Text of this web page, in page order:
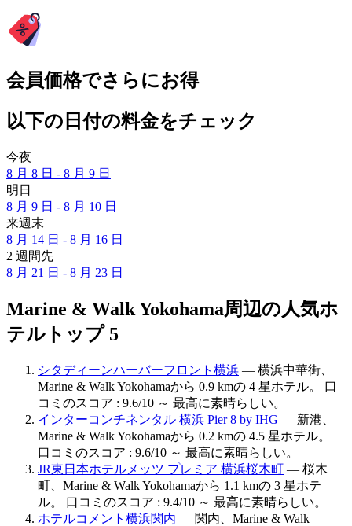
会員価格でさらにお得
以下の日付の料金をチェック
今夜
8 月 8 日 - 8 月 9 日
明日
8 月 9 日 - 8 月 10 日
来週末
8 月 14 日 - 8 月 16 日
2 週間先
8 月 21 日 - 8 月 23 日
Marine & Walk Yokohama周辺の人気ホ
テルトップ 5
シタディーンハーバーフロント横浜 — 横浜中華街、
Marine & Walk Yokohamaから 0.9 kmの 4 星ホテル。 口
コミのスコア : 9.6/10 ～ 最高に素晴らしい。
インターコンチネンタル 横浜 Pier 8 by IHG — 新港、
Marine & Walk Yokohamaから 0.2 kmの 4.5 星ホテル。
口コミのスコア : 9.6/10 ～ 最高に素晴らしい。
JR東日本ホテルメッツ プレミア 横浜桜木町 — 桜木
町、Marine & Walk Yokohamaから 1.1 kmの 3 星ホテ
ル。 口コミのスコア : 9.4/10 ～ 最高に素晴らしい。
ホテルコメント横浜関内 — 関内、Marine & Walk